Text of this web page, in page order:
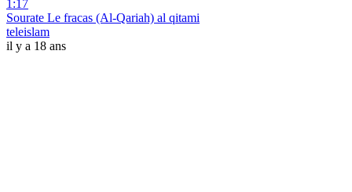
1:17
Sourate Le fracas (Al-Qariah) al qitami
teleislam
il y a 18 ans